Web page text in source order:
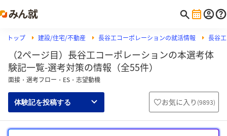
トップ 建設/住宅/不動産 長谷工コーポレーションの就活情報 長谷
（2ページ目）長谷工コーポレーションの本選考体
験記一覧-選考対策の情報（全55件）
面接・選考フロー・ES・志望動機
体験記を投稿する お気に入り (9893)